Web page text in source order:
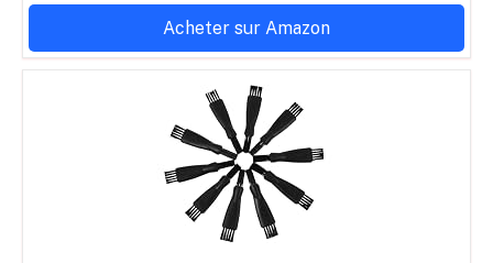
Acheter sur Amazon